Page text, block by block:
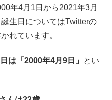
年4月1日から2021年3月
生日についてはTwitterの
れています。
は「2000年4月9日」
とい